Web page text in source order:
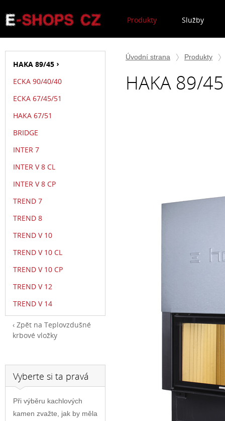
Produkty Služby
Úvodní strana Produkty
HAKA 89/45
HAKA 89/45
ECKA 90/40/40
ECKA 67/45/51
HAKA 67/51
BRIDGE
INTER 7
INTER V 8 CL
INTER V 8 CP
TREND 7
TREND 8
TREND V 10
TREND V 10 CL
TREND V 10 CP
TREND V 12
TREND V 14
Zpět na Teplovzdušné
krbové vložky
Vyberte si ta pravá
Při výběru kachlových
kamen zvažte, jak by měla